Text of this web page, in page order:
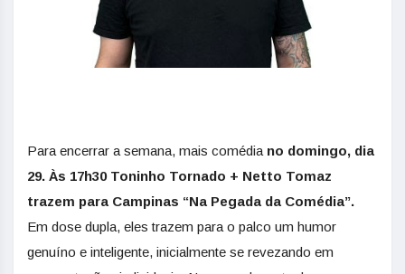
Para encerrar a semana, mais comédia no domingo, dia
29. Às 17h30 Toninho Tornado + Netto Tomaz
trazem para Campinas “Na Pegada da Comédia”.
Em dose dupla, eles trazem para o palco um humor
genuíno e inteligente, inicialmente se revezando em